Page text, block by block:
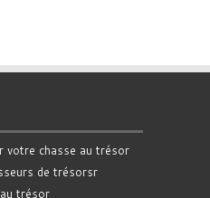
votre chasse au trésor
de trésorsr
trésor